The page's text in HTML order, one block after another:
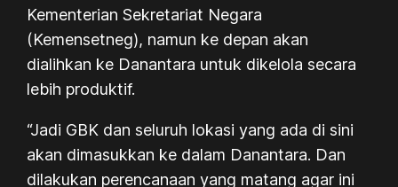
Kementerian Sekretariat Negara
(Kemensetneg), namun ke depan akan
dialihkan ke Danantara untuk dikelola secara
lebih produktif.
“Jadi GBK dan seluruh lokasi yang ada di sini
akan dimasukkan ke dalam Danantara. Dan
dilakukan perencanaan yang matang agar ini